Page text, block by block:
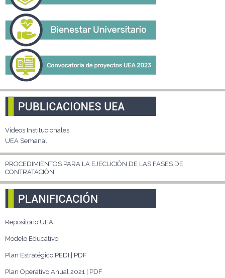
Videos Institucionales
UEA Semanal
PROCEDIMIENTOS PARA LA EJECUCIÓN DE LAS FASES DE
CONTRATACIÓN
Repositorio UEA
Modelo Educativo
Plan Estratégico PEDI | PDF
Plan Operativo Anual 2021 | PDF